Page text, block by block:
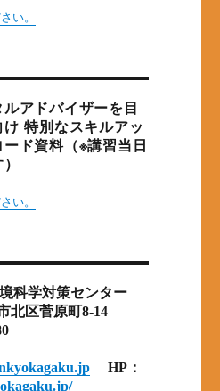
い。
アドバイザーを目
特別なスキルアッ
ド資料（※講習当日
い。
科学対策センター
北区菅原町8-14
5880
HP：